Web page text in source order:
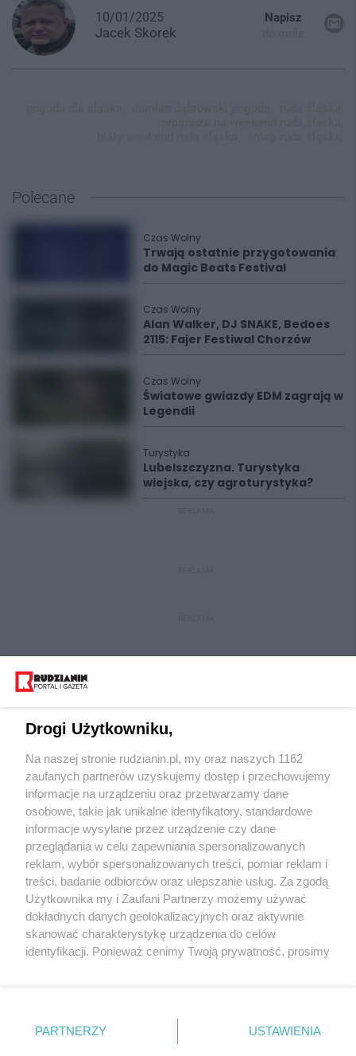
10/01/2025
Jacek Skorek
Napisz
Polecane
Czas Wolny
Trwają ostatnie przygotowania
do Magic Beats Festival
Czas Wolny
Alan Walker, DJ SNAKE, Bedoes
2115: Fajer Festiwal Chorzów
Czas Wolny
Światowe gwiazdy EDM zagrają w
Legendii
Turystyka
Lubelszczyzna. Turystyka
wiejska, czy agroturystyka?
Wydawca mediów lokalnych
Nie zapomnij
zapoznać się z:
polityką prywatności regulamin korzystania z portali
Twojemiasto
Piekary Śląskie
Chorzów
Tarnowskie Góry
Gliwice
Skontakuj sięz nami
Kontakt
Wydawca
Redakcja
Drogi Użytkowniku,
Na naszej stronie rudzianin.pl, my oraz naszych 1162
zaufanych partnerów uzyskujemy dostęp i przechowujemy
informacje na urządzeniu oraz przetwarzamy dane
osobowe, takie jak unikalne identyfikatory, standardowe
informacje wysyłane przez urządzenie czy dane
przeglądania w celu zapewniania spersonalizowanych
reklam, wybór spersonalizowanych treści, pomiar reklam i
treści, badanie odbiorców oraz ulepszanie usług. Za zgodą
Użytkownika my i Zaufani Partnerzy możemy używać
dokładnych danych geolokalizacyjnych oraz aktywnie
skanować charakterystykę urządzenia do celów
identyfikacji. Ponieważ cenimy Twoją prywatność, prosimy
prywatności znajdujący się w lewym dolnym rogu strony
. Niektóre rodzaje przetwarzania danych nie wymagają
PARTNERZY USTAWIENIA